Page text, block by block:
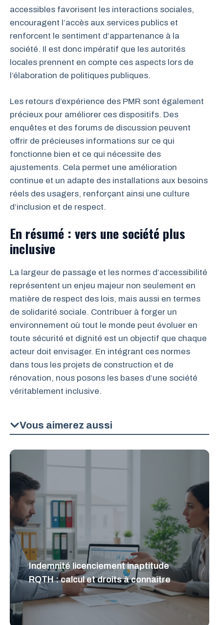
accessibles favorisent les interactions sociales,
encouragent l’accès aux services publics et
renforcent le sentiment d’appartenance à la
société. Il est donc impératif que les autorités
locales prennent en compte ces aspects lors de
l’élaboration de politiques publiques.
Les retours d’expérience des PMR sont également
précieux pour améliorer ces dispositifs. Des
enquêtes et des forums de discussion peuvent
offrir de précieuses informations sur ce qui
fonctionne bien et ce qui nécessite des
ajustements. Cela permet une amélioration
continue et un adapte des installations aux besoins
réels des usagers, renforçant ainsi une culture
d’inclusion et de respect.
En résumé : vers une société plus
inclusive
La largeur de passage et les normes d’accessibilité
représentent un enjeu majeur non seulement en
matière de respect des lois, mais aussi en termes
de solidarité sociale. Contribuer à forger un
environnement où tout le monde peut évoluer en
toute sécurité et dignité est un objectif que chaque
acteur doit envisager. En intégrant ces normes
dans tous les projets de construction et de
rénovation, nous posons les bases d’une société
véritablement inclusive.
Vous aimerez aussi
Indemnité licenciement inaptitude
RQTH : calcul et droits à connaître